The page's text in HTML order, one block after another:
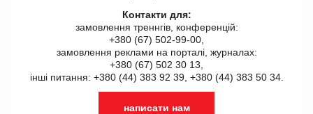
Контакти для:
замовлення треннгів, конференцій:
+380 (67) 502-99-00,
замовлення реклами на порталі, журналах:
+380 (67) 502 30 13,
інші питання: +380 (44) 383 92 39, +380 (44) 383 50 34.
написати нам